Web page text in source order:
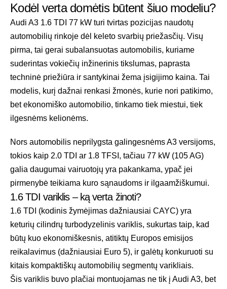
Kodėl verta domėtis būtent šiuo modeliu?
Audi A3 1.6 TDI 77 kW turi tvirtas pozicijas naudotų
automobilių rinkoje dėl keleto svarbių priežasčių. Visų
pirma, tai gerai subalansuotas automobilis, kuriame
suderintas vokiečių inžinerinis tikslumas, paprasta
techninė priežiūra ir santykinai žema įsigijimo kaina. Tai
modelis, kurį dažnai renkasi žmonės, kurie nori patikimo,
bet ekonomiško automobilio, tinkamo tiek miestui, tiek
ilgesnėms kelionėms.
Nors automobilis neprilygsta galingesnėms A3 versijoms,
tokios kaip 2.0 TDI ar 1.8 TFSI, tačiau 77 kW (105 AG)
galia daugumai vairuotojų yra pakankama, ypač jei
pirmenybė teikiama kuro sąnaudoms ir ilgaamžiškumui.
1.6 TDI variklis – ką verta žinoti?
1.6 TDI (kodinis žymėjimas dažniausiai CAYC) yra
keturių cilindrų turbodyzelinis variklis, sukurtas taip, kad
būtų kuo ekonomiškesnis, atitiktų Europos emisijos
reikalavimus (dažniausiai Euro 5), ir galėtų konkuruoti su
kitais kompaktiškų automobilių segmentų varikliais.
Šis variklis buvo plačiai montuojamas ne tik į Audi A3, bet